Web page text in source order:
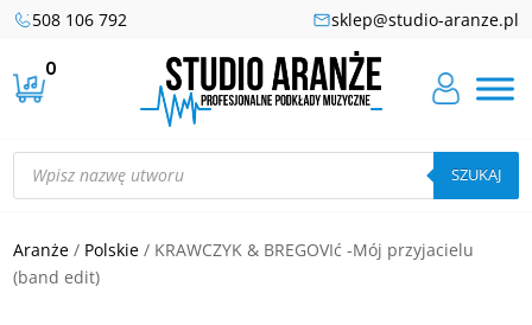
508 106 792 sklep@studio-aranze.pl
0
Wyszukiwarka
produktów SZUKAJ
Aranże / Polskie / KRAWCZYK & BREGOVIć -Mój przyjacielu
(band edit)